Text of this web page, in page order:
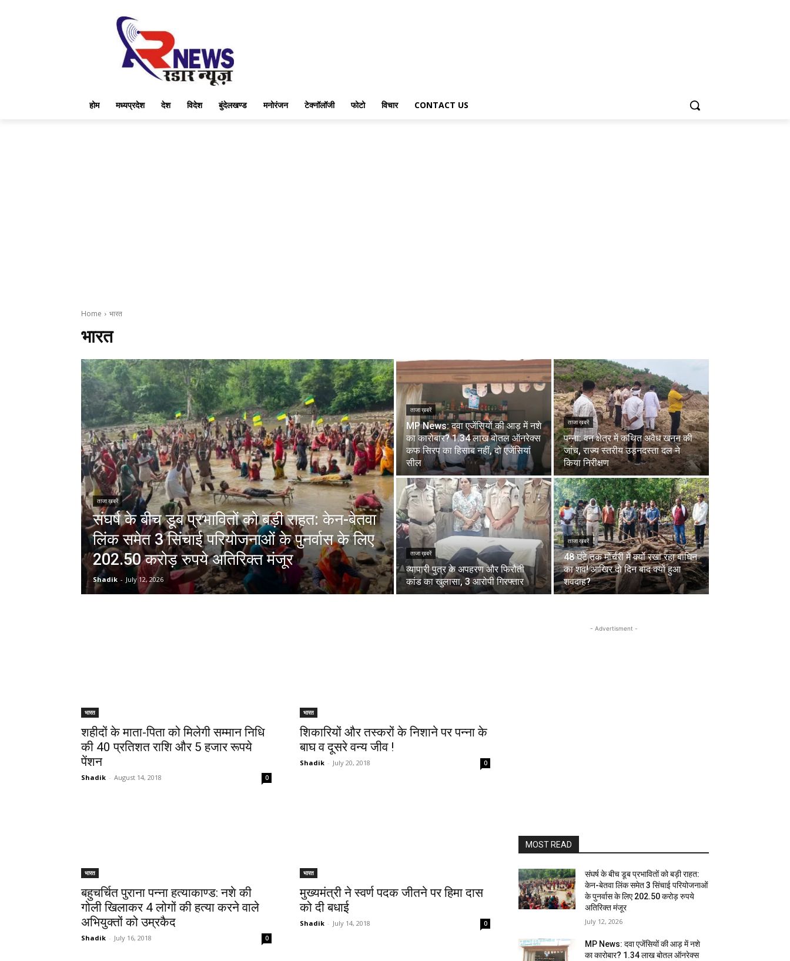
होम मध्यप्रदेश देश विदेश बुंदेलखण्ड मनोरंजन टेक्नॉलॉजी फोटो विचार CONTACT US
Home भारत
भारत
ताजा ख़बरें
संघर्ष के बीच डूब प्रभावितों को बड़ी राहत: केन-बेतवा
लिंक समेत 3 सिंचाई परियोजनाओं के पुनर्वास के लिए
202.50 करोड़ रुपये अतिरिक्त मंजूर
Shadik - July 12, 2026
ताजा ख़बरें
MP News: दवा एजेंसियों की आड़ में नशे
का कारोबार? 1.34 लाख बोतल ऑनरेक्स
कफ सिरप का हिसाब नहीं, दो एजेंसियां
सील
ताजा ख़बरें
पन्ना: वन क्षेत्र में कथित अवैध खनन की
जांच, राज्य स्तरीय उड़नदस्ता दल ने
किया निरीक्षण
ताजा ख़बरें
व्यापारी पुत्र के अपहरण और फिरौती
कांड का खुलासा, 3 आरोपी गिरफ्तार
ताजा ख़बरें
48 घंटे तक मोर्चरी में क्यों रखा रहा बाघिन
का शव! आखिर दो दिन बाद क्यों हुआ
शवदाह?
भारत
शहीदों के माता-पिता को मिलेगी सम्मान निधि
की 40 प्रतिशत राशि और 5 हजार रूपये
पेंशन
Shadik - August 14, 2018 0
भारत
शिकारियों और तस्करों के निशाने पर पन्ना के
बाघ व दूसरे वन्य जीव !
Shadik - July 20, 2018 0
भारत
बहुचर्चित पुराना पन्ना हत्याकाण्ड: नशे की
गोली खिलाकर 4 लोगों की हत्या करने वाले
अभियुक्तों को उम्रकैद
Shadik - July 16, 2018 0
भारत
मुख्यमंत्री ने स्वर्ण पदक जीतने पर हिमा दास
को दी बधाई
Shadik - July 14, 2018 0
- Advertisment -
MOST READ
संघर्ष के बीच डूब प्रभावितों को बड़ी राहत:
केन-बेतवा लिंक समेत 3 सिंचाई परियोजनाओं
के पुनर्वास के लिए 202.50 करोड़ रुपये
अतिरिक्त मंजूर
July 12, 2026
MP News: दवा एजेंसियों की आड़ में नशे
का कारोबार? 1.34 लाख बोतल ऑनरेक्स